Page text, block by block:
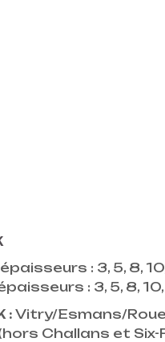
: 3, 5, 8,
: 3, 5, 8,
: Vitry/Esmans/
Challans et Six-